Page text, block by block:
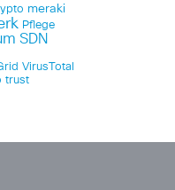
meraki
Pflege
SDN
VirusTotal
trust